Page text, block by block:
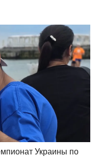
Украины по